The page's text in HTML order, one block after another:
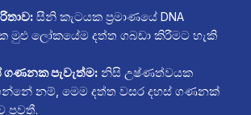
සීනි කැටයක ප්‍රමාණයේ DNA
මුළු ලෝකයේම දත්ත ගබඩා කිරීමට හැකි
ගණනක පැවැත්ම:නිසි උෂ්ණත්වයක
නම්, මෙම දත්ත වසර දහස් ගණනක්
පවතී.